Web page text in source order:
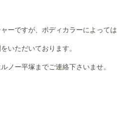
ーですが、ボディカラーによっては
いただいております。
ノー平塚までご連絡下さいませ。